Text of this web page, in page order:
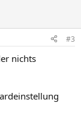
#3
nichts